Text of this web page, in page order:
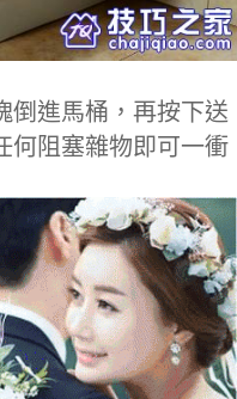
倒進馬桶，再按下送
何阻塞雜物即可一衝